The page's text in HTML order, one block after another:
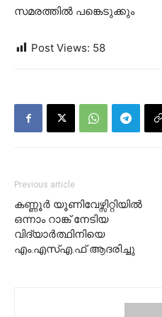
സമരത്തില്‍ പങ്കെടുക്കും
Post Views: 58
Previous article
കണ്ണൂർ യൂണിവേഴ്സിറ്റിയിൽ
ഒന്നാം റാങ്ക് നേടിയ
വിദ്യാർത്ഥിനിയെ
എം.എസ്എ.ഫ് ആദരിച്ചു